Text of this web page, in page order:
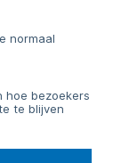
normaal
hoe bezoekers
te blijven